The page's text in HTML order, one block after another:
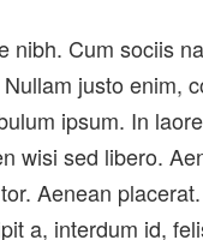
nibh. Cum sociis
justo enim,
ipsum. In
wisi sed libero.
Aenean
a, interdum id,